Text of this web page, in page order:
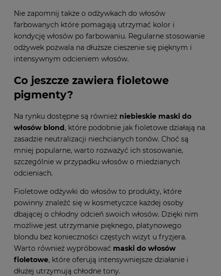
Nie zapomnij także o odżywkach do włosów
farbowanych które pomagają utrzymać kolor i
kondycję włosów po farbowaniu. Regularne stosowanie
odżywek pozwala na dłuższe cieszenie się pięknym i
intensywnym odcieniem włosów.
Co jeszcze zawiera fioletowe
pigmenty?
Na rynku dostępne są również niebieskie maski do
włosów blond, które podobnie jak fioletowe działają na
zasadzie neutralizacji niechcianych tonów. Choć są
mniej popularne, warto rozważyć ich stosowanie,
szczególnie w przypadku włosów o miedzianych
odcieniach.
Fioletowe odżywki do włosów to produkty, które
powinny znaleźć się w kosmetyczce każdej osoby
dbającej o chłodny odcień swoich włosów. Dzięki nim
możliwe jest utrzymanie pięknego, platynowego
blondu bez konieczności częstych wizyt u fryzjera.
Warto również wypróbować maski do włosów
fioletowe, które oferują intensywniejsze działanie i
dłużej utrzymują chłodne tony.